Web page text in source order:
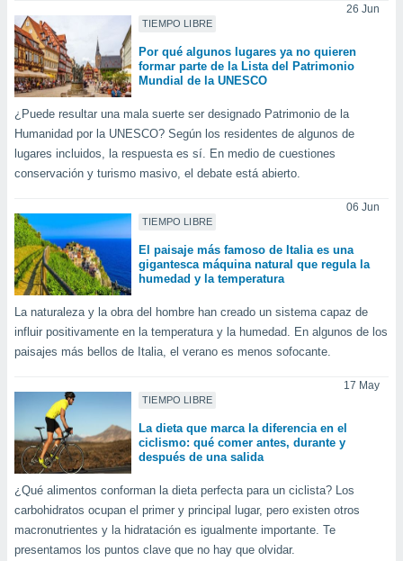
cookies
aceptar
de
sitio
En
de que
sean
el sitio
ni para
o
aunque
Puedes
acceder a
TIEMPO LIBRE
26 Jun
Por qué algunos lugares ya no quieren
formar parte de la Lista del Patrimonio
Mundial de la UNESCO
¿Puede resultar una mala suerte ser designado Patrimonio de la
Humanidad por la UNESCO? Según los residentes de algunos de
lugares incluidos, la respuesta es sí. En medio de cuestiones
conservación y turismo masivo, el debate está abierto.
TIEMPO LIBRE
06 Jun
El paisaje más famoso de Italia es una
gigantesca máquina natural que regula la
humedad y la temperatura
La naturaleza y la obra del hombre han creado un sistema capaz de
influir positivamente en la temperatura y la humedad. En algunos de los
paisajes más bellos de Italia, el verano es menos sofocante.
TIEMPO LIBRE
17 May
La dieta que marca la diferencia en el
ciclismo: qué comer antes, durante y
después de una salida
¿Qué alimentos conforman la dieta perfecta para un ciclista? Los
carbohidratos ocupan el primer y principal lugar, pero existen otros
macronutrientes y la hidratación es igualmente importante. Te
presentamos los puntos clave que no hay que olvidar.